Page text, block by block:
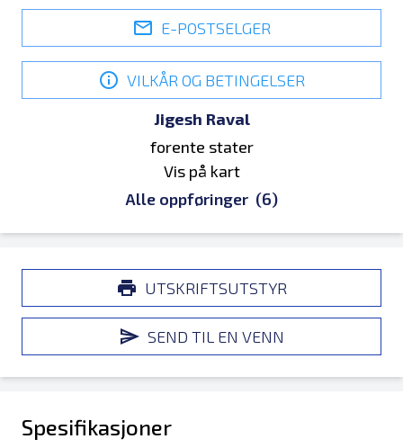
E-POSTSELGER
VILKÅR OG BETINGELSER
Jigesh Raval
forente stater
Vis på kart
Alle oppføringer (6)
UTSKRIFTSUTSTYR
SEND TIL EN VENN
Spesifikasjoner